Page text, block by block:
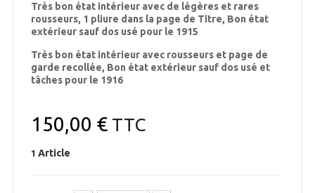
Très bon état intérieur avec de légères et rares
rousseurs, 1 pliure dans la page de Titre, Bon état
extérieur sauf dos usé pour le 1915
Très bon état intérieur avec rousseurs et page de
garde recollée, Bon état extérieur sauf dos usé et
tâches pour le 1916
150,00 €TTC
1 Article